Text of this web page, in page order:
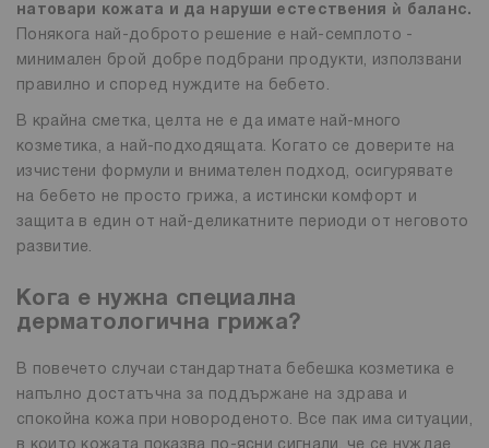
натовари кожата и да наруши естествения ѝ баланс.
Понякога най-доброто решение е най-семплото -
минимален брой добре подбрани продукти, използвани
правилно и според нуждите на бебето.
В крайна сметка, целта не е да имате най-много
козметика, а най-подходящата. Когато се доверите на
изчистени формули и внимателен подход, осигурявате
на бебето не просто грижа, а истински комфорт и
защита в един от най-деликатните периоди от неговото
развитие.
Кога е нужна специална
дерматологична грижа?
В повечето случаи стандартната бебешка козметика е
напълно достатъчна за поддържане на здрава и
спокойна кожа при новороденото. Все пак има ситуации,
в които кожата показва по-ясни сигнали, че се нуждае